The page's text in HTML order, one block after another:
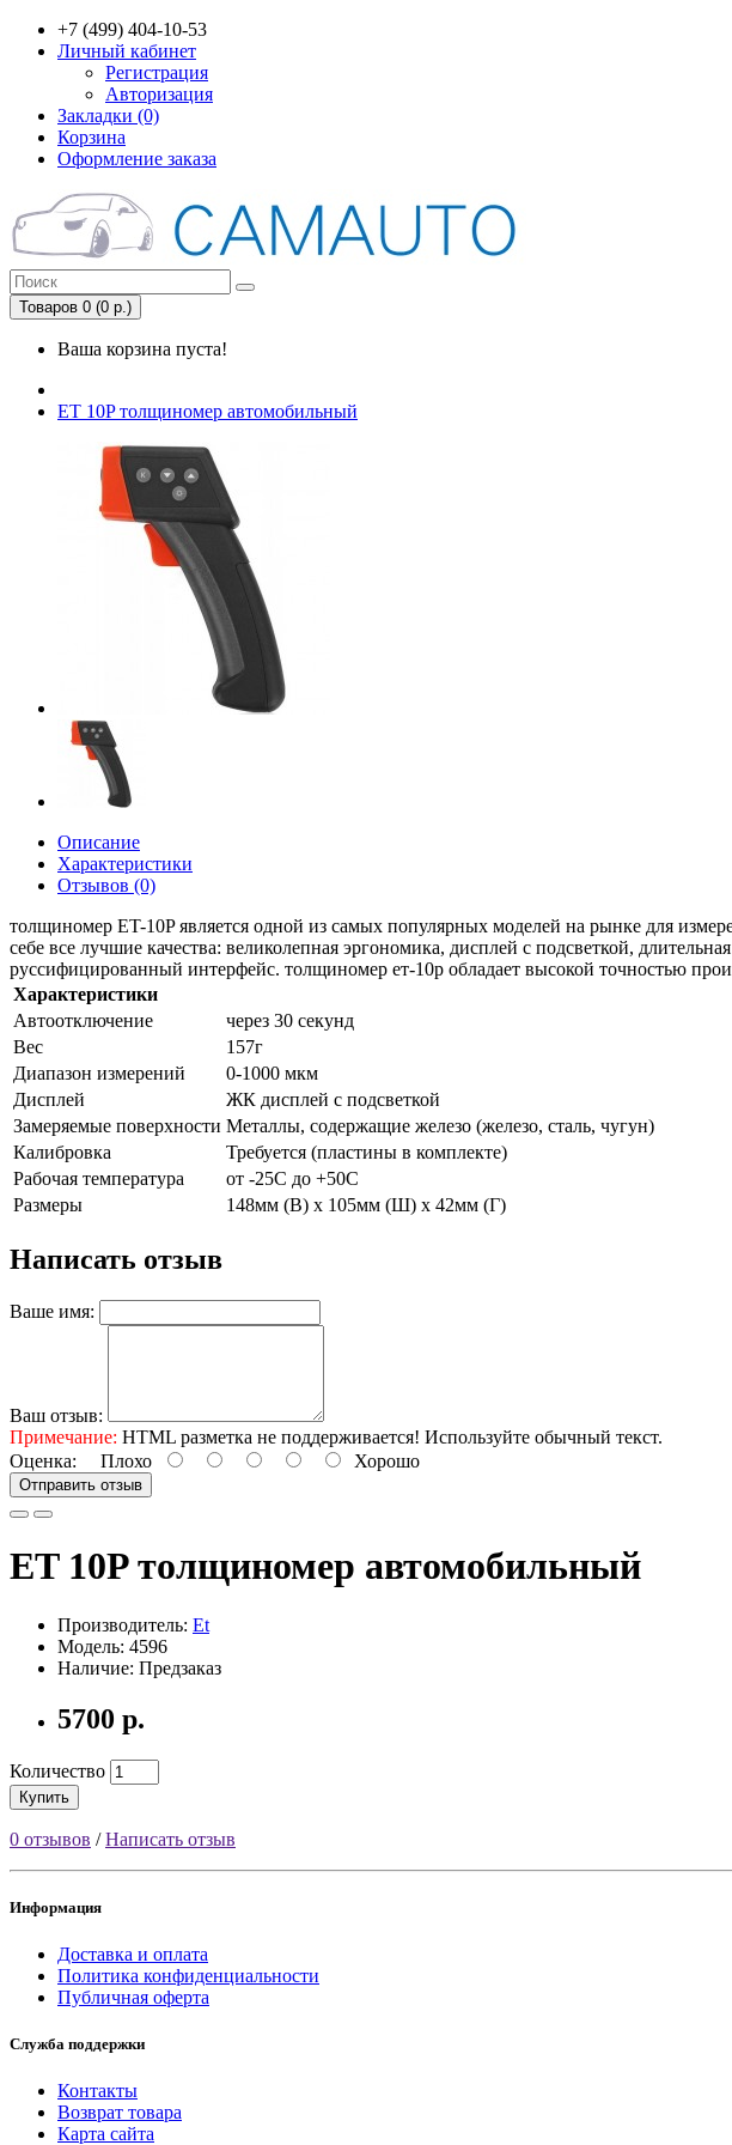
+7 (499) 404-10-53
Личный кабинет
Регистрация
Авторизация
Закладки (0)
Корзина
Оформление заказа
Товаров 0 (0 р.)
Ваша корзина пуста!
ET 10P толщиномер автомобильный
Описание
Характеристики
Отзывов (0)
толщиномер ET-10P является одной из самых популярных моделей на рынке для
себе все лучшие качества: великолепная эргономика, дисплей с подсветкой,
руссифицированный интерфейс. толщиномер ет-10р обладает высокой точностью
Характеристики
Автоотключение
через 30 секунд
Вес
157г
Диапазон измерений
0-1000 мкм
Дисплей
ЖК дисплей с подсветкой
Замеряемые поверхности Металлы, содержащие железо (железо, сталь, чугун)
Калибровка
Требуется (пластины в комплекте)
Рабочая температура
от -25С до +50С
Размеры
148мм (В) x 105мм (Ш) x 42мм (Г)
Написать отзыв
Ваше имя:
Ваш отзыв:
Примечание: HTML разметка не поддерживается! Используйте обычный текст.
Оценка: Плохо Хорошо
Отправить отзыв
ET 10P толщиномер автомобильный
Производитель: Et
Модель: 4596
Наличие: Предзаказ
5700 р.
Количество
Купить
0 отзывов /Написать отзыв
Информация
Доставка и оплата
Политика конфиденциальности
Публичная оферта
Служба поддержки
Контакты
Возврат товара
Карта сайта